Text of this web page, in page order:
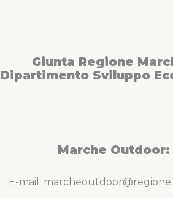
Giunta Regione
Dipartimento Sviluppo
Marche Outdoor:
E-mail: